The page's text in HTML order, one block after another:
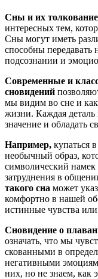
Сны и их толкование
интересных тем,
Сны могут иметь
способны
подсознании и
Современные и
сновидений
мы видим во сне и как
жизни. Каждая деталь
значение и обладать
Например, купаться
необычный образ,
символический
затруднения в
такого сна может
комфортно в нашей
истинные чувства
Сновидение о
означать, что мы
скованными в
негативными
них, но не знаем, как